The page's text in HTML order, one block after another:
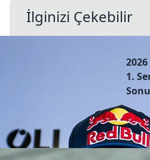
İlginizi Çekebilir
1.